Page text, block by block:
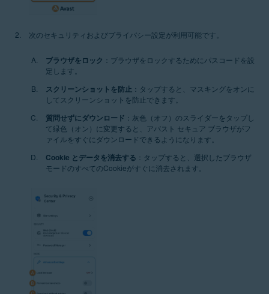
次のセキュリティおよびプライバシー設定が利用可能です。
ブラウザをロック ：ブラウザをロックするためにパスコードを設
定します。
スクリーンショットを防止 ：タップすると、マスキングをオンに
してスクリーンショットを防止できます。
質問せずにダウンロード ：灰色（オフ）のスライダーをタップし
て緑色（オン）に変更すると、アバスト セキュア ブラウザがフ
ァイルをすぐにダウンロードできるようになります。
Cookie とデータを消去する ：タップすると、選択したブラウザ
モードのすべてのCookieがすぐに消去されます。